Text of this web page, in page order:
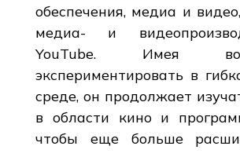
обеспечения, медиа и
медиа- и
YouTube. Имея
экспериментировать в
среде, он продолжает
в области кино и
чтобы еще больше